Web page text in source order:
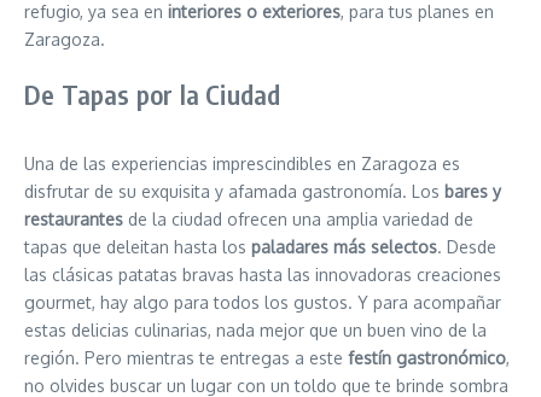
refugio, ya sea en interiores o exteriores, para tus planes en
Zaragoza.
De Tapas por la Ciudad
Una de las experiencias imprescindibles en Zaragoza es
disfrutar de su exquisita y afamada gastronomía. Los bares y
restaurantes de la ciudad ofrecen una amplia variedad de
tapas que deleitan hasta los paladares más selectos. Desde
las clásicas patatas bravas hasta las innovadoras creaciones
gourmet, hay algo para todos los gustos. Y para acompañar
estas delicias culinarias, nada mejor que un buen vino de la
región. Pero mientras te entregas a este festín gastronómico,
no olvides buscar un lugar con un toldo que te brinde sombra